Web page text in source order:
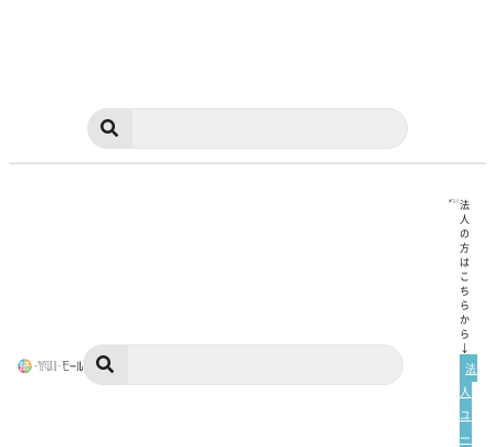
法
人
の
方
は
こ
ち
ら
か
ら
↓
法
人
ユ
ー